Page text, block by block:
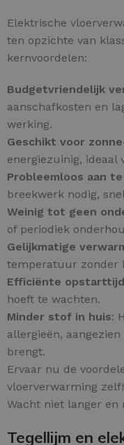
Elektrische
ten opzichte van
kernvoordelen:
Budgetvriendelijk
aanschafkosten en
werking.
Geschikt voor
energiezuinig, ideaal
Probleemloos aan
breekwerk nodig,
Weinig tot geen
of periodiek
Gelijkmatige
temperatuur zonder
Efficiënte opstarttijd
hoeft te wachten.
Minder stof in huis:
allergieën,
brengt.
Ervaar nu de
vloerverwarming zelf!
Wacht niet langer
Tegellijm en